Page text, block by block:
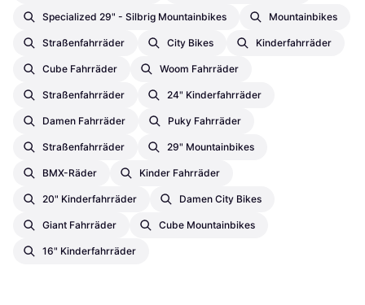
Specialized 29" - Silbrig Mountainbikes Mountainbikes
Straßenfahrräder City Bikes Kinderfahrräder
Cube Fahrräder Woom Fahrräder
Straßenfahrräder 24" Kinderfahrräder
Damen Fahrräder Puky Fahrräder
Straßenfahrräder 29" Mountainbikes
BMX-Räder Kinder Fahrräder
20" Kinderfahrräder Damen City Bikes
Giant Fahrräder Cube Mountainbikes
16" Kinderfahrräder